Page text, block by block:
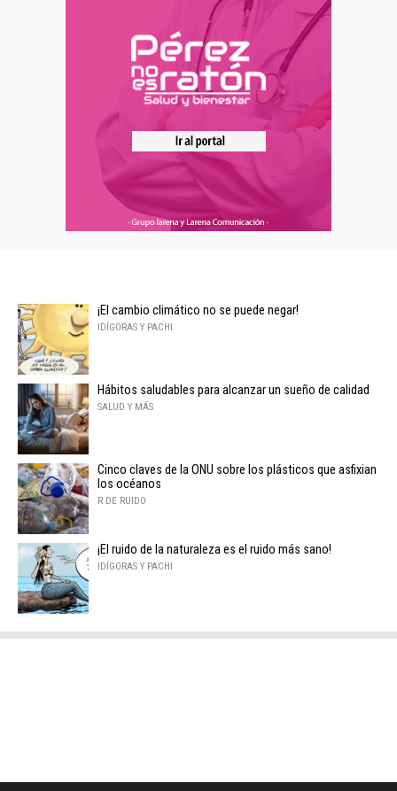
¡El cambio climático no se puede negar!
IDÍGORAS Y PACHI
Hábitos saludables para alcanzar un sueño de calidad
SALUD Y MÁS
Cinco claves de la ONU sobre los plásticos que asfixian
los océanos
R DE RUIDO
¡El ruido de la naturaleza es el ruido más sano!
IDÍGORAS Y PACHI